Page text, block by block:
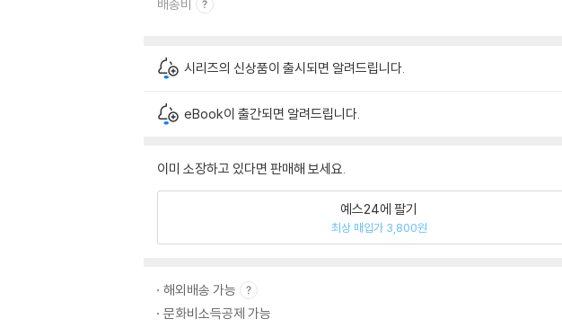
배송비
시리즈의 신상품이 출시되면 알려드립니다.
eBook이 출간되면 알려드립니다.
이미 소장하고 있다면 판매해 보세요.
예스24에 팔기
최상 매입가 3,800원
해외배송 가능
문화비소득공제 가능